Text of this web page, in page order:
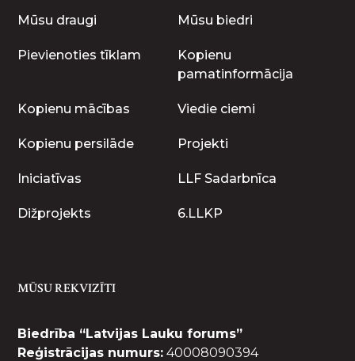
Mūsu draugi Mūsu biedri
Pievienoties tīklam
Kopienu
pamatinformācija
Kopienu mācības Viedie ciemi
Kopienu persilāde Projekti
Iniciatīvas LLF Sadarbnīca
Dižprojekts 6.LLKP
MŪSU REKVIZĪTI
Biedrība “Latvijas Lauku forums”
Reģistrācijas numurs: 40008090394